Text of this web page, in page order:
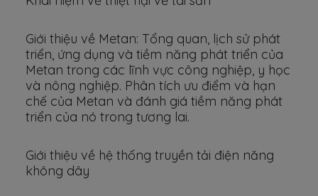
Giới thiệu về Metan: Tổng quan, lịch sử phát
triển, ứng dụng và tiềm năng phát triển của
Metan trong các lĩnh vực công nghiệp, y học
và nông nghiệp. Phân tích ưu điểm và hạn
chế của Metan và đánh giá tiềm năng phát
triển của nó trong tương lai.
Giới thiệu về hệ thống truyền tải điện năng
không dây